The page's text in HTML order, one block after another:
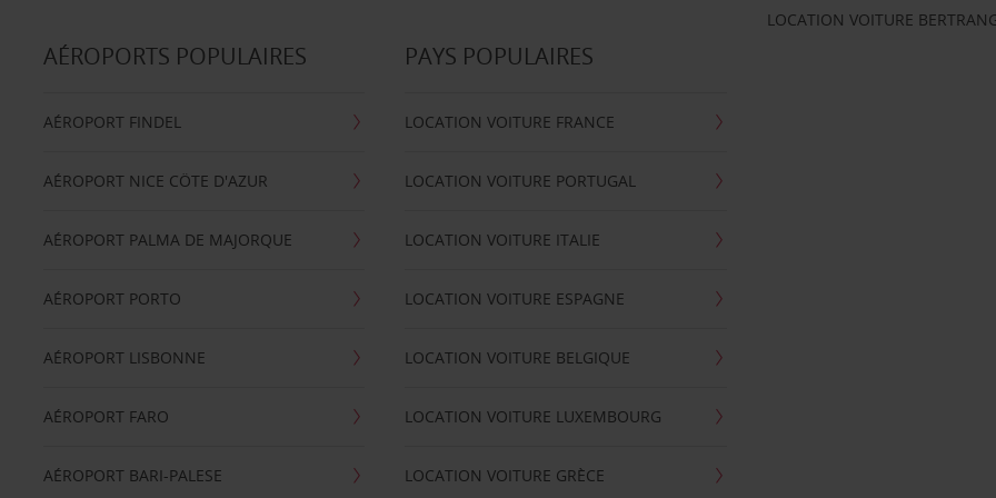
LOCATION VOITURE
AÉROPORTS POPULAIRES
AÉROPORT FINDEL
AÉROPORT NICE CÖTE D'AZUR
AÉROPORT PALMA DE MAJORQUE
AÉROPORT PORTO
AÉROPORT LISBONNE
AÉROPORT FARO
AÉROPORT BARI-PALESE
PAYS POPULAIRES
LOCATION VOITURE FRANCE
LOCATION VOITURE PORTUGAL
LOCATION VOITURE ITALIE
LOCATION VOITURE ESPAGNE
LOCATION VOITURE BELGIQUE
LOCATION VOITURE LUXEMBOURG
LOCATION VOITURE GRÈCE